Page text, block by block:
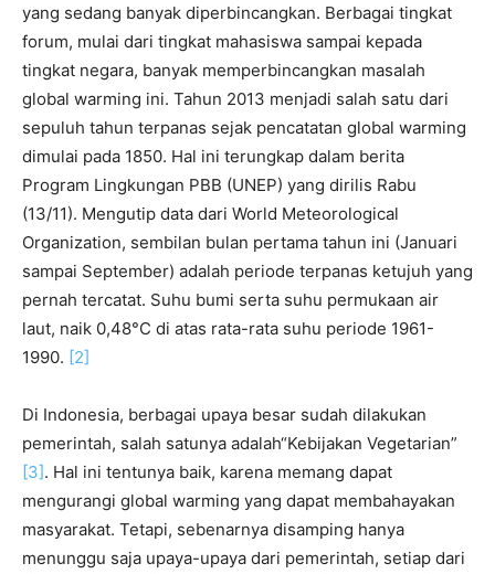
yang sedang banyak diperbincangkan. Berbagai tingkat
forum, mulai dari tingkat mahasiswa sampai kepada
tingkat negara, banyak memperbincangkan masalah
global warming ini. Tahun 2013 menjadi salah satu dari
sepuluh tahun terpanas sejak pencatatan global warming
dimulai pada 1850. Hal ini terungkap dalam berita
Program Lingkungan PBB (UNEP) yang dirilis Rabu
(13/11). Mengutip data dari World Meteorological
Organization, sembilan bulan pertama tahun ini (Januari
sampai September) adalah periode terpanas ketujuh yang
pernah tercatat. Suhu bumi serta suhu permukaan air
laut, naik 0,48°C di atas rata-rata suhu periode 1961-
1990. [2]
Di Indonesia, berbagai upaya besar sudah dilakukan
pemerintah, salah satunya adalah“Kebijakan Vegetarian”
[3]. Hal ini tentunya baik, karena memang dapat
mengurangi global warming yang dapat membahayakan
masyarakat. Tetapi, sebenarnya disamping hanya
menunggu saja upaya-upaya dari pemerintah, setiap dari